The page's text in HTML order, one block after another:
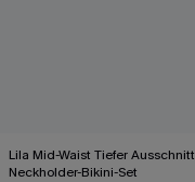
Lila Mid-Waist Tiefer Ausschnitt
Neckholder-Bikini-Set